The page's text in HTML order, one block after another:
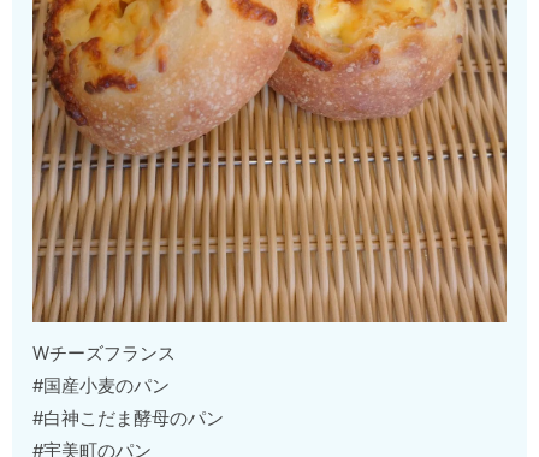
Wチーズフランス
#国産小麦のパン
#白神こだま酵母のパン
#宇美町のパン